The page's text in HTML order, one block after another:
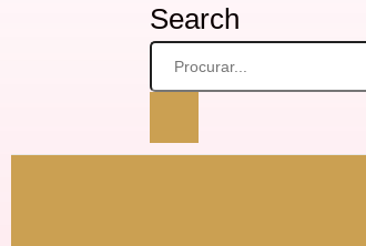
Search